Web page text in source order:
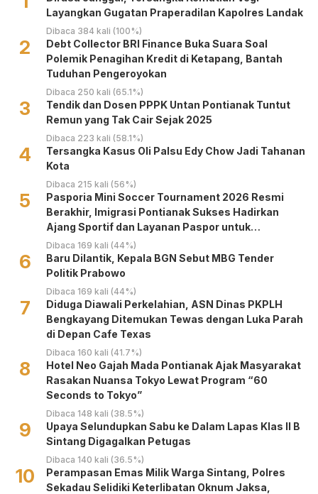
Layangkan Gugatan Praperadilan Kapolres Landak
Dibaca 384 kali (100%)
2
Debt Collector BRI Finance Buka Suara Soal
Polemik Penagihan Kredit di Ketapang, Bantah
Tuduhan Pengeroyokan
Dibaca 250 kali (65.1%)
3
Tendik dan Dosen PPPK Untan Pontianak Tuntut
Remun yang Tak Cair Sejak 2025
Dibaca 223 kali (58.1%)
4
Tersangka Kasus Oli Palsu Edy Chow Jadi Tahanan
Kota
Dibaca 215 kali (56%)
5
Pasporia Mini Soccer Tournament 2026 Resmi
Berakhir, Imigrasi Pontianak Sukses Hadirkan
Ajang Sportif dan Layanan Paspor untuk
Masyarakat
Dibaca 169 kali (44%)
6
Baru Dilantik, Kepala BGN Sebut MBG Tender
Politik Prabowo
Dibaca 169 kali (44%)
7
Diduga Diawali Perkelahian, ASN Dinas PKPLH
Bengkayang Ditemukan Tewas dengan Luka Parah
di Depan Cafe Texas
Dibaca 160 kali (41.7%)
8
Hotel Neo Gajah Mada Pontianak Ajak Masyarakat
Rasakan Nuansa Tokyo Lewat Program “60
Seconds to Tokyo”
Dibaca 148 kali (38.5%)
9
Upaya Selundupkan Sabu ke Dalam Lapas Klas II B
Sintang Digagalkan Petugas
Dibaca 140 kali (36.5%)
10
Perampasan Emas Milik Warga Sintang, Polres
Sekadau Selidiki Keterlibatan Oknum Jaksa,